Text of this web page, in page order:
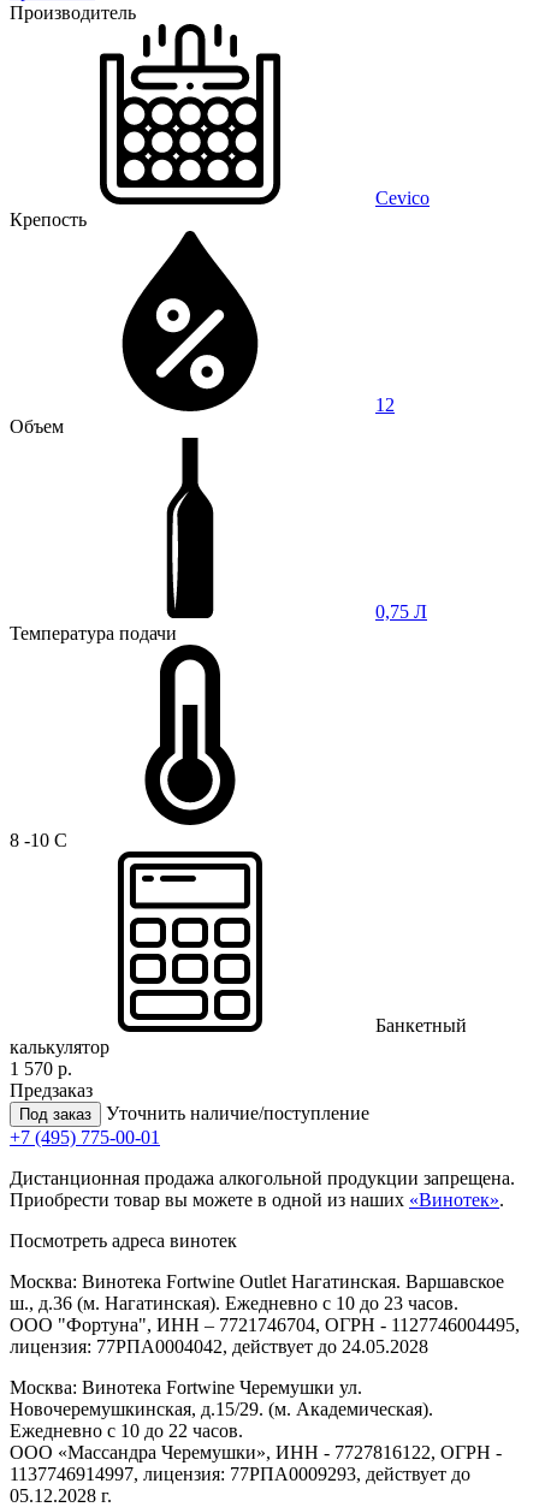
Производитель
Cevico
Крепость
12
Объем
0,75 Л
Температура подачи
8 -10 C
Банкетный
калькулятор
1 570 р.
Предзаказ
Под заказ
Уточнить наличие/поступление
+7 (495) 775-00-01
Дистанционная продажа алкогольной продукции запрещена.
Приобрести товар вы можете в одной из наших «Винотек».
Посмотреть адреса винотек
Москва: Винотека Fortwine Outlet Нагатинская. Варшавское
ш., д.36 (м. Нагатинская). Ежедневно с 10 до 23 часов.
ООО "Фортуна", ИНН – 7721746704, ОГРН - 1127746004495,
лицензия: 77РПА0004042, действует до 24.05.2028
Москва: Винотека Fortwine Черемушки ул.
Новочеремушкинская, д.15/29. (м. Академическая).
Ежедневно с 10 до 22 часов.
ООО «Массандра Черемушки», ИНН - 7727816122, ОГРН -
1137746914997, лицензия: 77РПА0009293, действует до
05.12.2028 г.